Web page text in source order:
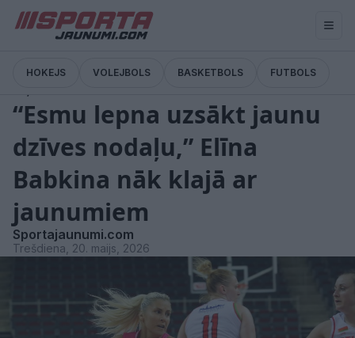
HOKEJS VOLEJBOLS BASKETBOLS FUTBOLS
“Esmu lepna uzsākt jaunu
dzīves nodaļu,” Elīna
Babkina nāk klajā ar
jaunumiem
Sportajaunumi.com
Trešdiena, 20. maijs, 2026